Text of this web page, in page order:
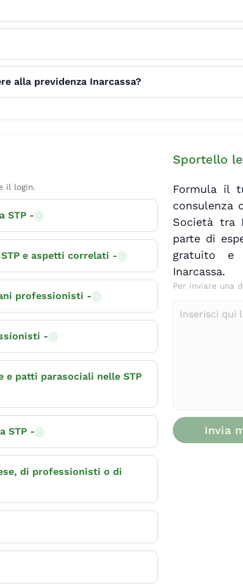
alla previdenza Inarcassa?
il login.
STP -
e aspetti correlati -
professionisti -
-
patti parasociali nelle STP
STP -
di professionisti o di
Sportello
Formula il
consulenza
Società tra
parte di
gratuito e
Inarcassa.
Per inviare una
Invia